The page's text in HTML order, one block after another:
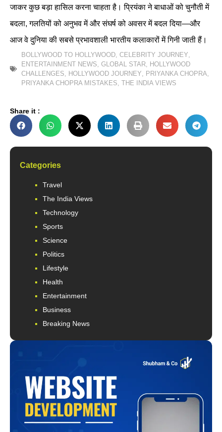
जाकर कुछ बड़ा हासिल करना चाहता है। प्रियंका ने बाधाओं को चुनौती में
बदला, गलतियों को अनुभव में और संघर्ष को अवसर में बदल दिया—और
आज वे दुनिया की सबसे प्रभावशाली भारतीय कलाकारों में गिनी जाती हैं।
BOLLYWOOD TO HOLLYWOOD, CELEBRITY JOURNEY,
ENTERTAINMENT NEWS, GLOBAL STAR, HOLLYWOOD
CHALLENGES, HOLLYWOOD JOURNEY, PRIYANKA CHOPRA,
PRIYANKA CHOPRA MISTAKES, THE INDIA VIEWS
Share it :
Categories
Travel
The India Views
Technology
Sports
Science
Politics
Lifestyle
Health
Entertainment
Business
Breaking News